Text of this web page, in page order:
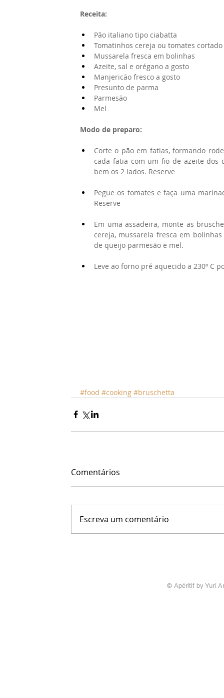
Receita:
Pão italiano tipo ciabatta
Tomatinhos cereja ou tomates
Mussarela fresca em bolinhas
Azeite, sal e orégano a gosto
Manjericão fresco a gosto
Presunto de parma
Parmesão
Mel
Modo de preparo:
Corte o pão em fatias, formando
cada fatia com um fio de azeite dos
bem os 2 lados. Reserve
Pegue os tomates e faça uma
Reserve
Em uma assadeira, monte as
cereja, mussarela fresca em
de queijo parmesão e mel.
Leve ao forno pré aquecido a 230º C
#food #cooking #bruschetta
Comentários
Escreva um comentário
© Apéritif by Yuri